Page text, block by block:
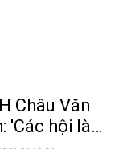
Châu Văn
'Các hội là